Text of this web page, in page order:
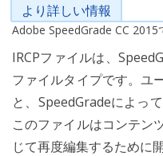
より詳しい情報
Adobe SpeedGrade CC 2015
IRCPファイルは、
ファイルタイプです。ユ
と、SpeedGradeによっ
このファイルはコンテン
じて再度編集するために